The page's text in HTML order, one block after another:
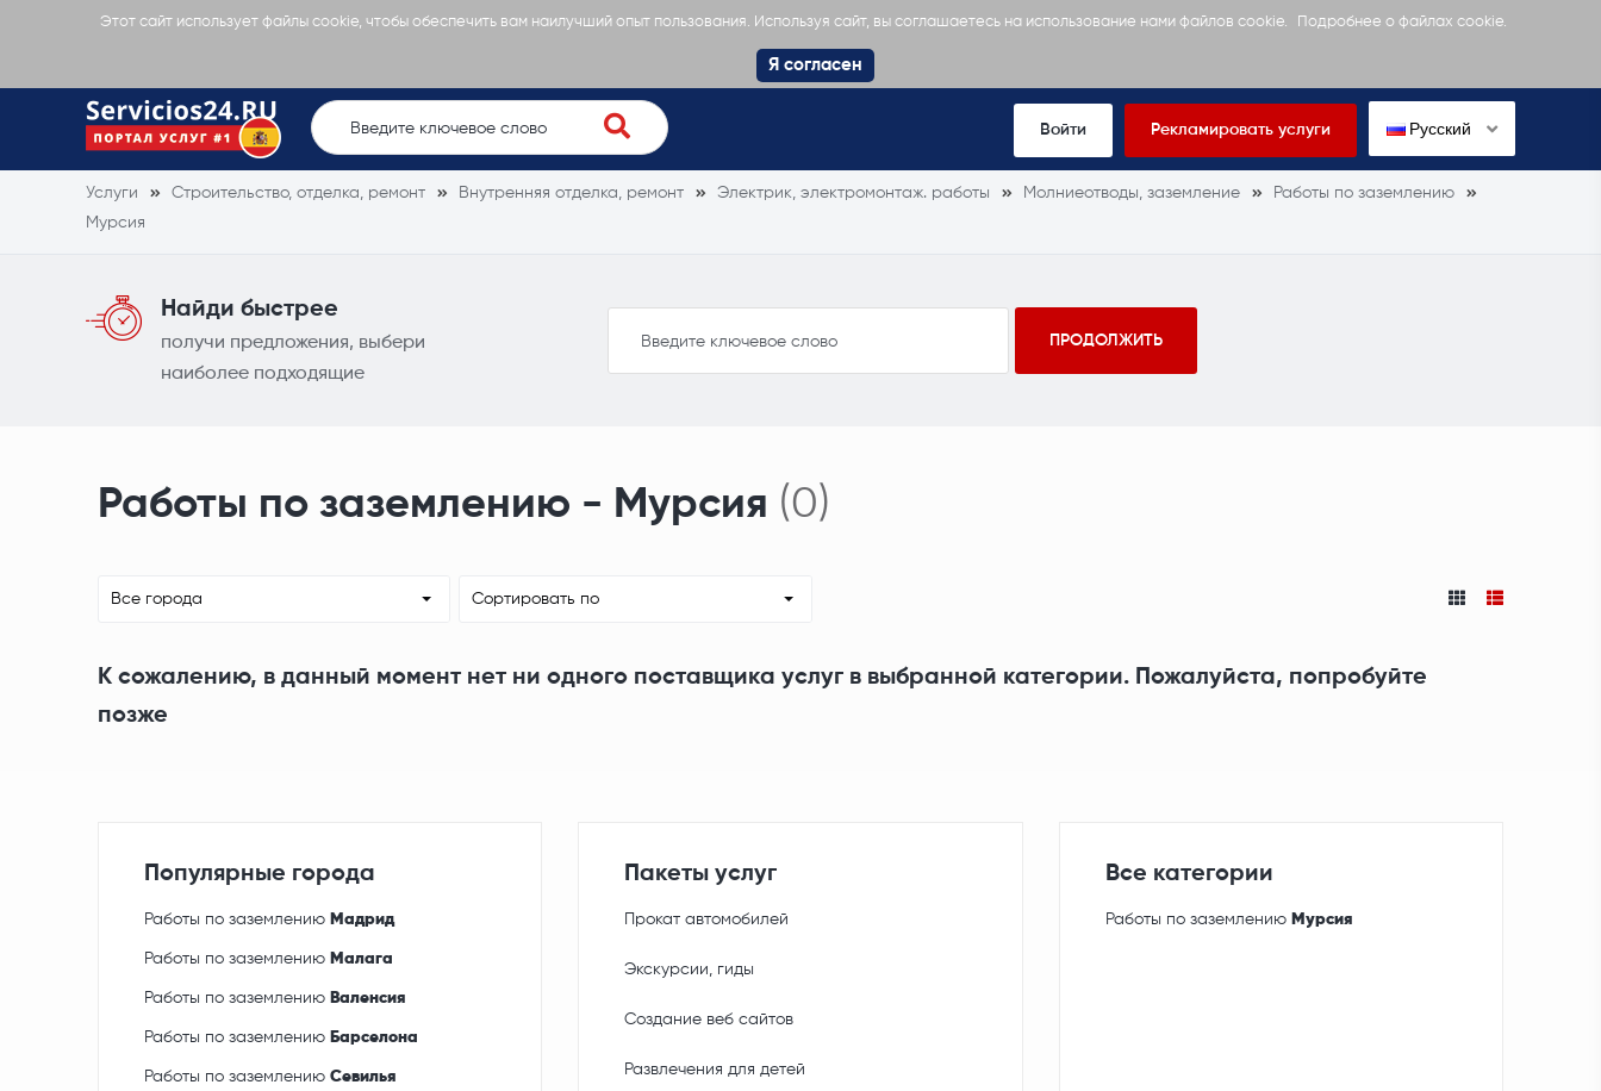
Этот сайт использует файлы cookie, чтобы обеспечить вам наилучший опыт пользования. Используя сайт, вы соглашаетесь на использование нами файлов cookie. Подробнее о файлах cookie.
Я согласен
Войти Рекламировать услуги Русский
Услуги Строительство, отделка, ремонт Внутренняя отделка, ремонт Электрик, электромонтаж. работы Молниеотводы, заземление
Работы по заземлению
Мурсия
Найди быстрее
получи предложения, выбери
наиболее подходящие
Работы по заземлению - Мурсия (0)
Все города Сортировать по
К сожалению, в данный момент нет ни одного поставщика услуг в выбранной категории. Пожалуйста, попробуйте
позже
Популярные города
Работы по заземлению Мадрид
Работы по заземлению Малага
Работы по заземлению Валенсия
Работы по заземлению Барселона
Работы по заземлению Севилья
Пакеты услуг
Прокат автомобилей
Экскурсии, гиды
Создание веб сайтов
Развлечения для детей
Все категории
Работы по заземлению Мурсия